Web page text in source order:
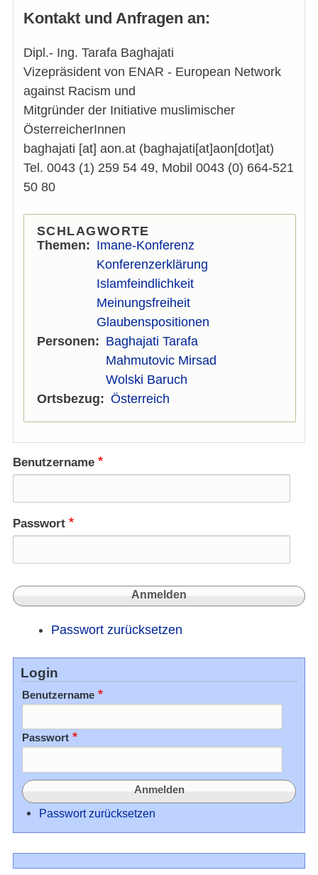
Kontakt und Anfragen an:
Dipl.- Ing. Tarafa Baghajati
Vizepräsident von ENAR - European Network
against Racism und
Mitgründer der Initiative muslimischer
ÖsterreicherInnen
baghajati [at] aon.at (baghajati[at]aon[dot]at)
Tel. 0043 (1) 259 54 49, Mobil 0043 (0) 664-521
50 80
SCHLAGWORTE
Themen
Imane-Konferenz
Konferenzerklärung
Islamfeindlichkeit
Meinungsfreiheit
Glaubenspositionen
Personen
Baghajati Tarafa
Mahmutovic Mirsad
Wolski Baruch
Ortsbezug
Österreich
Benutzername
Passwort
Passwort zurücksetzen
Login
Benutzername
Passwort
Passwort zurücksetzen